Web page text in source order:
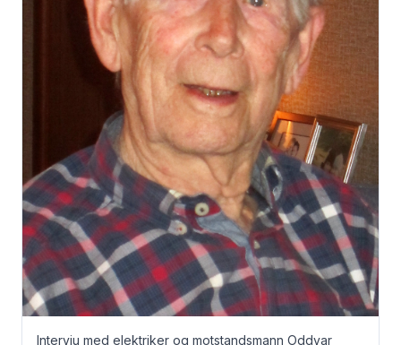
Intervju med elektriker og motstandsmann Oddvar